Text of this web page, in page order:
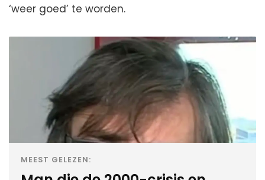
‘weer goed’ te worden.
MEEST GELEZEN: